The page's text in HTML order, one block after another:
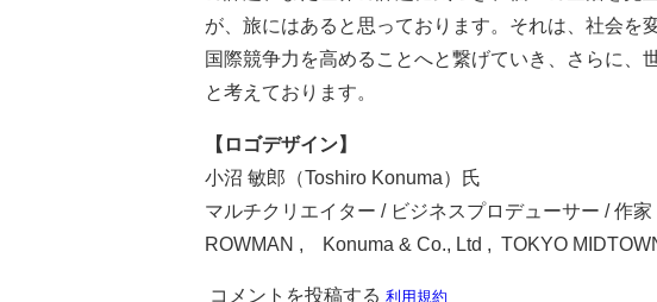
が、旅にはあると思っております。それは、社会を
国際競争力を高めることへと繋げていき、さらに、
と考えております。
【ロゴデザイン】
小沼 敏郎（Toshiro Konuma）氏
マルチクリエイター / ビジネスプロデューサー / 作家
ROWMAN , Konuma & Co., Ltd , TOKYO